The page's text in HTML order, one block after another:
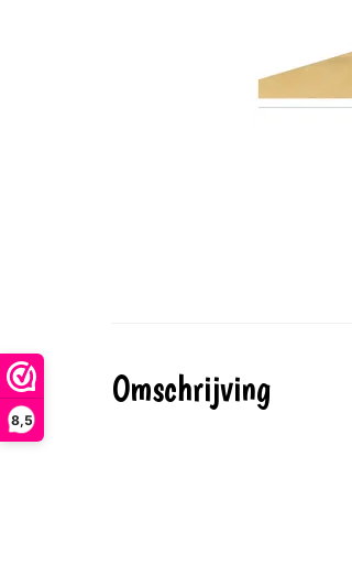
8,5
Omschrijving